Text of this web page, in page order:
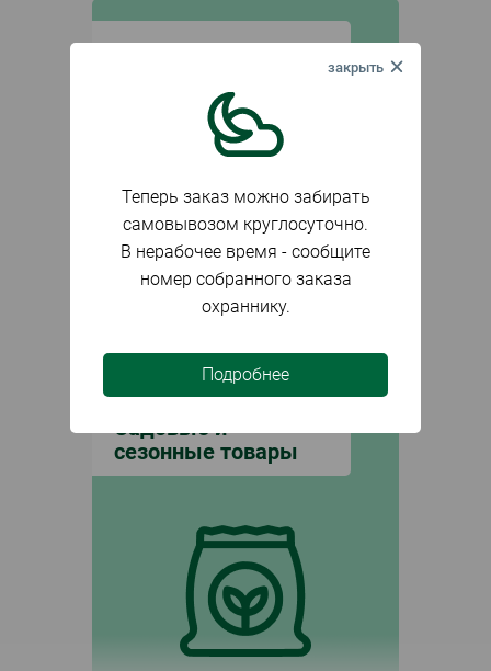
Садовые и
сезонные товары
Теперь заказ можно забирать
самовывозом круглосуточно.
В нерабочее время - сообщите
номер собранного заказа
охраннику.
Подробнее